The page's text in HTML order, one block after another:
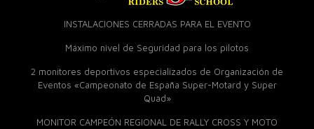
INSTALACIONES CERRADAS PARA EL EVENTO
Máximo nivel de Seguridad para los pilotos
2 monitores deportivos especializados de Organización de
Eventos «Campeonato de España Super-Motard y Super
Quad»
MONITOR CAMPEÓN REGIONAL DE RALLY CROSS Y MOTO